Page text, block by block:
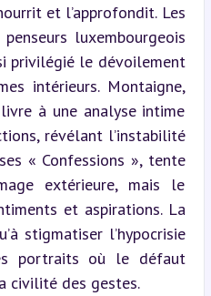
et l’approfondit. Les
luxembourgeois
privilégié le dévoilement
intérieurs. Montaigne,
à une analyse intime
révélant l’instabilité
« Confessions », tente
extérieure, mais le
et aspirations. La
stigmatiser l’hypocrisie
portraits où le défaut
civilité des gestes.